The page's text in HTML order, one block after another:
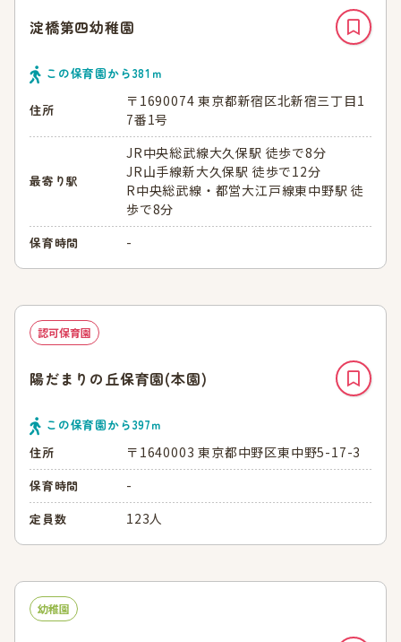
淀橋第四幼稚園
この保育園から381 ｍ
住所
〒1690074 東京都新宿区北新宿三丁目1
7番1号
最寄り駅
JR中央総武線大久保駅 徒歩で8分
JR山手線新大久保駅 徒歩で12分
R中央総武線・都営大江戸線東中野駅 徒
歩で8分
保育時間 -
認可保育園
陽だまりの丘保育園(本園)
この保育園から397ｍ
住所
〒1640003 東京都中野区東中野5-17-3
保育時間 -
定員数 123人
幼稚園